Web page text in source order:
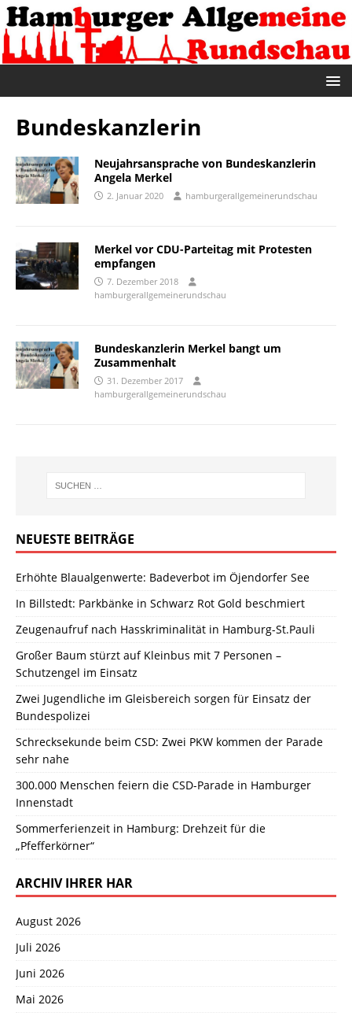
Bundeskanzlerin
Neujahrsansprache von Bundeskanzlerin
Angela Merkel
2. Januar 2020 hamburgerallgemeinerundschau
Merkel vor CDU-Parteitag mit Protesten
empfangen
7. Dezember 2018
hamburgerallgemeinerundschau
Bundeskanzlerin Merkel bangt um
Zusammenhalt
31. Dezember 2017
hamburgerallgemeinerundschau
NEUESTE BEITRÄGE
Erhöhte Blaualgenwerte: Badeverbot im Öjendorfer See
In Billstedt: Parkbänke in Schwarz Rot Gold beschmiert
Zeugenaufruf nach Hasskriminalität in Hamburg-St.Pauli
Großer Baum stürzt auf Kleinbus mit 7 Personen –
Schutzengel im Einsatz
Zwei Jugendliche im Gleisbereich sorgen für Einsatz der
Bundespolizei
Schrecksekunde beim CSD: Zwei PKW kommen der Parade
sehr nahe
300.000 Menschen feiern die CSD-Parade in Hamburger
Innenstadt
Sommerferienzeit in Hamburg: Drehzeit für die
„Pfefferkörner“
ARCHIV IHRER HAR
August 2026
Juli 2026
Juni 2026
Mai 2026